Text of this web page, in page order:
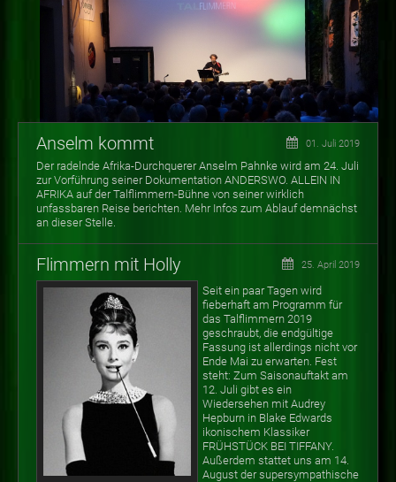
Anselm kommt 01. Juli 2019
Der radelnde Afrika-Durchquerer Anselm Pahnke wird am 24. Juli
zur Vorführung seiner Dokumentation ANDERSWO. ALLEIN IN
AFRIKA auf der Talflimmern-Bühne von seiner wirklich
unfassbaren Reise berichten. Mehr Infos zum Ablauf demnächst
an dieser Stelle.
Flimmern mit Holly 25. April 2019
Seit ein paar Tagen wird
fieberhaft am Programm für
das Talflimmern 2019
geschraubt, die endgültige
Fassung ist allerdings nicht vor
Ende Mai zu erwarten. Fest
steht: Zum Saisonauftakt am
12. Juli gibt es ein
Wiedersehen mit Audrey
Hepburn in Blake Edwards
ikonischem Klassiker
FRÜHSTÜCK BEI TIFFANY.
Außerdem stattet uns am 14.
August der supersympathische